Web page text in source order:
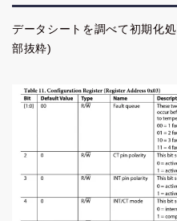
データシートを調べて初期化
部抜粋)